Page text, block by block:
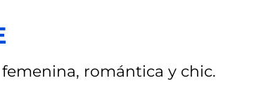
romántica y chic.